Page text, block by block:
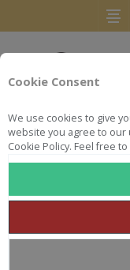
Cookie Consent
We use cookies to give
website you agree to our
Cookie Policy. Feel free